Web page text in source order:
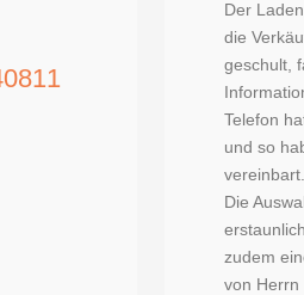
Der
die
geschult,
Telefon
und so
vereinbart.
Die
zudem
von Herrn